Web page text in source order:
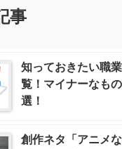
事
知っておきたい職
覧！マイナーなも
選！
創作ネタ「アニメ